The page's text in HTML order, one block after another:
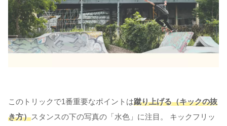
このトリックで1番重要なポイントは蹴り上げる（キックの抜
き方）スタンスの下の写真の「水色」に注目。 キックフリッ